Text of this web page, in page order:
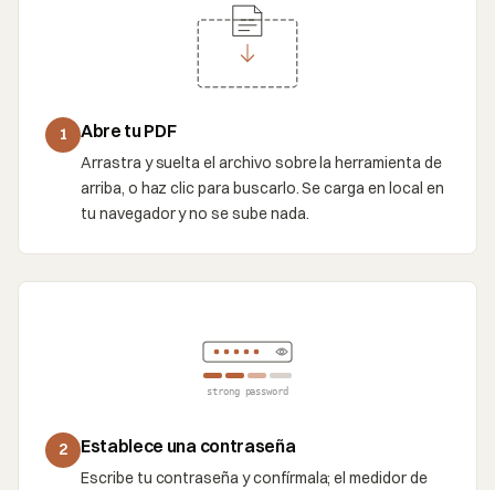
1 Abre tu PDF
Arrastra y suelta el archivo sobre la herramienta de
arriba, o haz clic para buscarlo. Se carga en local en
tu navegador y no se sube nada.
strong password
2 Establece una contraseña
Escribe tu contraseña y confírmala; el medidor de